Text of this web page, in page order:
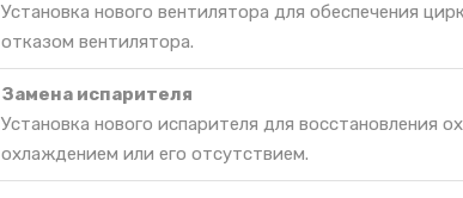
Установка нового вентилятора для обеспечения
отказом вентилятора.
Замена испарителя
Установка нового испарителя для восстановления
охлаждением или его отсутствием.